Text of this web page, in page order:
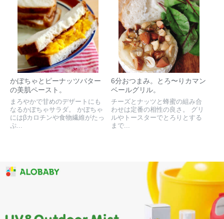
かぼちゃとピーナッツバター
の美肌ペースト。
まろやかで甘めのデザートにも
なるかぼちゃサラダ。 かぼちゃ
にはβカロチンや食物繊維がたっ
ぷ...
6分おつまみ。とろ〜りカマン
ベールグリル。
チーズとナッツと蜂蜜の組み合
わせは定番の相性の良さ。 グリ
ルやトースターでとろりとする
まで...